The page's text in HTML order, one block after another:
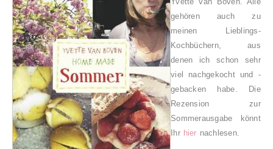
gehören auch zu
meinen Lieblings-
Kochbüchern, aus
denen ich schon sehr
viel nachgekocht und -
gebacken habe. Die
Rezension zur
Sommerausgabe könnt
Ihr hier nachlesen.